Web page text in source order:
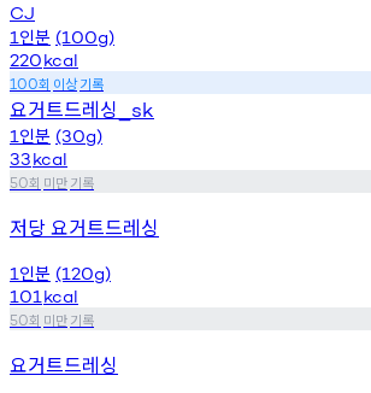
CJ
1 인분 (100g)
220kcal
100회 이상기록
요거트드레싱 _sk
1 인분 (30g)
33kcal
50회 미만기록
저당 요거트드레싱
1 인분 (120g)
101 kcal
50회 미만기록
요거트드레싱